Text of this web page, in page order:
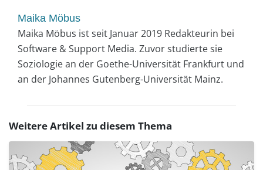
Maika Möbus
Maika Möbus ist seit Januar 2019 Redakteurin bei
Software & Support Media. Zuvor studierte sie
Soziologie an der Goethe-Universität Frankfurt und
an der Johannes Gutenberg-Universität Mainz.
Weitere Artikel zu diesem Thema